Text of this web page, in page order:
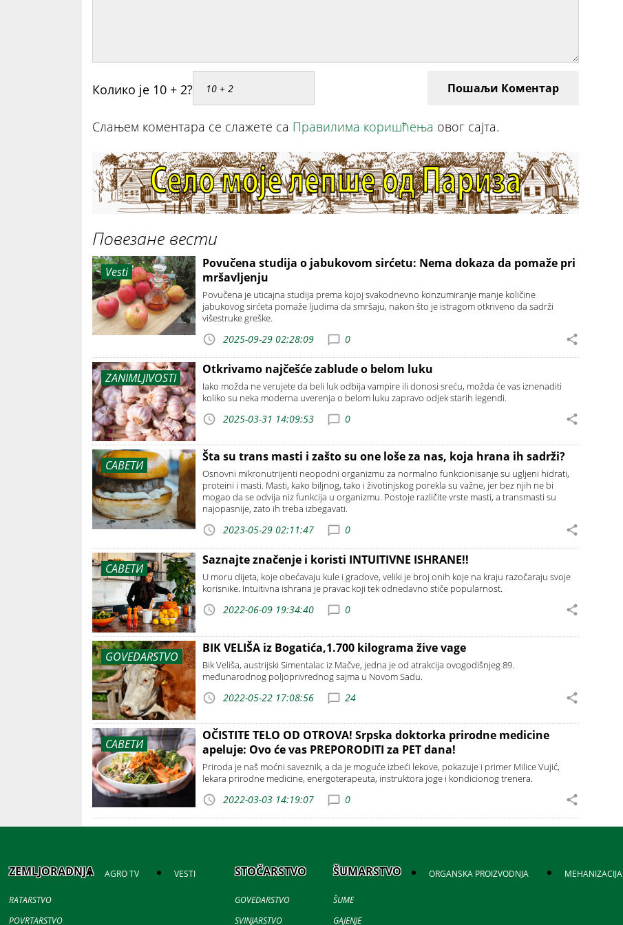
Колико је 10 + 2? Пошаљи Коментар
Слањем коментара се слажете са Правилима коришћења овог сајта.
Повезане вести
Vesti
Povučena studija o jabukovom sirćetu: Nema dokaza da pomaže pri
mršavljenju
Povučena je uticajna studija prema kojoj svakodnevno konzumiranje manje količine
jabukovog sirćeta pomaže ljudima da smršaju, nakon što je istragom otkriveno da sadrži
višestruke greške.
2025-09-29 02:28:09 0
ZANIMLJIVOSTI
Otkrivamo najčešće zablude o belom luku
Iako možda ne verujete da beli luk odbija vampire ili donosi sreću, možda će vas iznenaditi
koliko su neka moderna uverenja o belom luku zapravo odjek starih legendi.
2025-03-31 14:09:53 0
САВЕТИ
Šta su trans masti i zašto su one loše za nas, koja hrana ih sadrži?
Osnovni mikronutrijenti neopodni organizmu za normalno funkcionisanje su ugljeni hidrati,
proteini i masti. Masti, kako biljnog, tako i životinjskog porekla su važne, jer bez njih ne bi
mogao da se odvija niz funkcija u organizmu. Postoje različite vrste masti, a transmasti su
najopasnije, zato ih treba izbegavati.
2023-05-29 02:11:47 0
САВЕТИ
Saznajte značenje i koristi INTUITIVNE ISHRANE!!
U moru dijeta, koje obećavaju kule i gradove, veliki je broj onih koje na kraju razočaraju svoje
korisnike. Intuitivna ishrana je pravac koji tek odnedavno stiče popularnost.
2022-06-09 19:34:40 0
GOVEDARSTVO
BIK VELIŠA iz Bogatića,1.700 kilograma žive vage
Bik Veliša, austrijski Simentalac iz Mačve, jedna je od atrakcija ovogodišnjeg 89.
međunarodnog poljoprivrednog sajma u Novom Sadu.
2022-05-22 17:08:56 24
САВЕТИ
OČISTITE TELO OD OTROVA! Srpska doktorka prirodne medicine
apeluje: Ovo će vas PREPORODITI za PET dana!
Priroda je naš moćni saveznik, a da je moguće izbeći lekove, pokazuje i primer Milice Vujić,
lekara prirodne medicine, energoterapeuta, instruktora joge i kondicionog trenera.
2022-03-03 14:19:07 0
ZEMLJORADNJA
RATARSTVO
POVRTARSTVO
AGRO TV VESTI STOČARSTVO
GOVEDARSTVO
SVINJARSTVO
ŠUMARSTVO
ŠUME
GAJENJE
ORGANSKA PROIZVODNJA MEHANIZACIJA